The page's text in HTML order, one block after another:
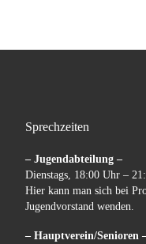
Sprechzeiten
– Jugendabteilung –
Dienstags, 18:00 Uhr –
Hier kann man sich bei
Jugendvorstand wenden.
– Hauptverein/Senioren